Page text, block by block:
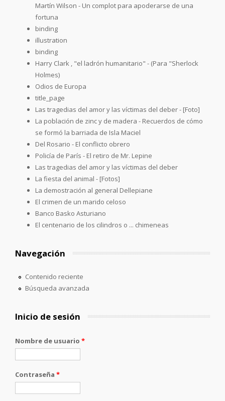
Martín Wilson - Un complot para apoderarse de una
fortuna
binding
illustration
binding
Harry Clark , "el ladrón humanitario" - (Para "Sherlock
Holmes)
Odios de Europa
title_page
Las tragedias del amor y las víctimas del deber - [Foto]
La población de zinc y de madera - Recuerdos de cómo
se formó la barriada de Isla Maciel
Del Rosario - El conflicto obrero
Policía de París - El retiro de Mr. Lepine
Las tragedias del amor y las víctimas del deber
La fiesta del animal - [Fotos]
La demostración al general Dellepiane
El crimen de un marido celoso
Banco Basko Asturiano
El centenario de los cilindros o ... chimeneas
Navegación
Contenido reciente
Búsqueda avanzada
Inicio de sesión
Nombre de usuario *
Contraseña *